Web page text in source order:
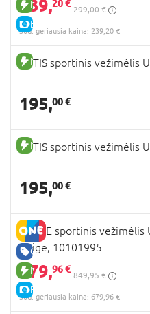
NAUJA PREKĖ
E-KAINA
239,20 €
299,00 €
30d. geriausia kaina: 239,20 €
NAUJA PREKĖ
TUTIS sportinis vežimėlis
195,00 €
NAUJA PREKĖ
TUTIS sportinis vežimėlis
195,00 €
GERA KAINA
NAUJA PREKĖ
E-KAINA
THULE sportinis vežimėlis
Beige, 10101995
679,96 €
849,95 €
30d. geriausia kaina: 679,96 €